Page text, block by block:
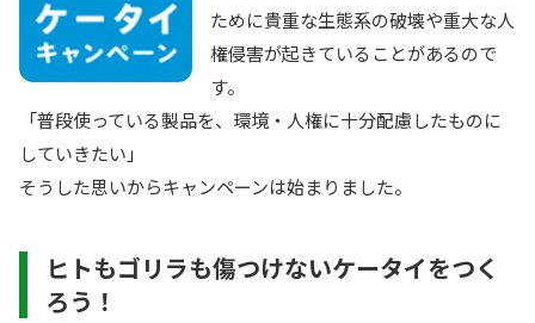
ために貴重な生態系の破壊や重大な人
権侵害が起きていることがあるので
す。
「普段使っている製品を、環境・人権に十分配慮したものに
していきたい」
そうした思いからキャンペーンは始まりました。
ヒトもゴリラも傷つけないケータイをつく
ろう！